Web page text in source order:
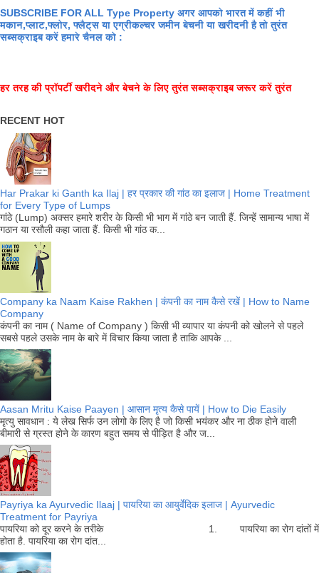
SUBSCRIBE FOR ALL Type Property अगर आपको भारत में कहीं भी
मकान,प्लाट,फ्लोर, फ्लैट्स या एग्रीकल्चर जमीन बेचनी या खरीदनी है तो तुरंत
सब्सक्राइब करें हमारे चैनल को :
हर तरह की प्रॉपर्टी खरीदने और बेचने के लिए तुरंत सब्सक्राइब जरूर करें तुरंत
RECENT HOT
Har Prakar ki Ganth ka Ilaj | हर प्रकार की गांठ का इलाज | Home Treatment
for Every Type of Lumps
गांठे (Lump) अक्सर हमारे शरीर के किसी भी भाग में गांठे बन जाती हैं. जिन्हें सामान्य भाषा में
गठान या रसौली कहा जाता हैं. किसी भी गांठ क...
Company ka Naam Kaise Rakhen | कंपनी का नाम कैसे रखें | How to Name
Company
कंपनी का नाम ( Name of Company ) किसी भी व्यापार या कंपनी को खोलने से पहले
सबसे पहले उसके नाम के बारे में विचार किया जाता है ताकि आपके ...
Aasan Mritu Kaise Paayen | आसान मृत्य कैसे पायें | How to Die Easily
मृत्यु सावधान : ये लेख सिर्फ उन लोगो के लिए है जो किसी भयंकर और ना ठीक होने वाली
बीमारी से ग्रस्त होने के कारण बहुत समय से पीड़ित है और ज...
Payriya ka Ayurvedic Ilaaj | पायरिया का आयुर्वेदिक इलाज | Ayurvedic
Treatment for Payriya
पायरिया को दूर करने के तरीके 1. पायरिया का रोग दांतों में
होता है. पायरिया का रोग दांत...